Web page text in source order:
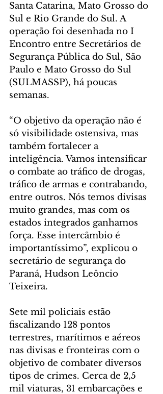
Santa Catarina, Mato Grosso do
Sul e Rio Grande do Sul. A
operação foi desenhada no I
Encontro entre Secretários de
Segurança Pública do Sul, São
Paulo e Mato Grosso do Sul
(SULMASSP), há poucas
semanas.
“O objetivo da operação não é
só visibilidade ostensiva, mas
também fortalecer a
inteligência. Vamos intensificar
o combate ao tráfico de drogas,
tráfico de armas e contrabando,
entre outros. Nós temos divisas
muito grandes, mas com os
estados integrados ganhamos
força. Esse intercâmbio é
importantíssimo”, explicou o
secretário de segurança do
Paraná, Hudson Leôncio
Teixeira.
Sete mil policiais estão
fiscalizando 128 pontos
terrestres, marítimos e aéreos
nas divisas e fronteiras com o
objetivo de combater diversos
tipos de crimes. Cerca de 2,5
mil viaturas, 31 embarcações e